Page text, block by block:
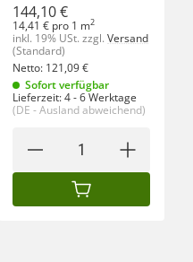
144,10 €
14,41 € pro 1 m2
inkl. 19% USt. zzgl. Versand
(Standard)
Netto: 121,09€
Sofort verfügbar
Lieferzeit:4 - 6 Werktage
(DE - Ausland abweichend)
IN DEN WARENKORB